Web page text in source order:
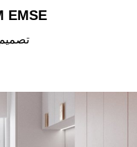
EMSE